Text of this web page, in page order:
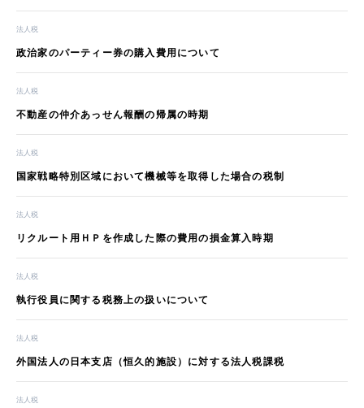
法人税
政治家のパーティー券の購入費用について
法人税
不動産の仲介あっせん報酬の帰属の時期
法人税
国家戦略特別区域において機械等を取得した場合の税制
法人税
リクルート用ＨＰを作成した際の費用の損金算入時期
法人税
執行役員に関する税務上の扱いについて
法人税
外国法人の日本支店（恒久的施設）に対する法人税課税
法人税